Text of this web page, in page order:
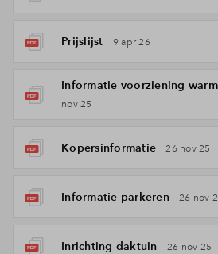
Prijslijst 9 apr 26
Informatie voorziening
nov 25
Kopersinformatie 26 nov 25
Informatie parkeren 26 nov
Inrichting daktuin 26 nov 25